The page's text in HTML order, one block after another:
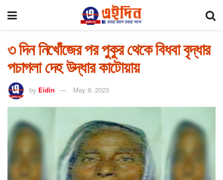
৩ দিন নিখোঁজের পর পুকুর থেকে বিধবা বৃদ্ধার
পচাগলা দেহ উদ্ধার কাটোয়ায়
by Eidin May 9, 2023